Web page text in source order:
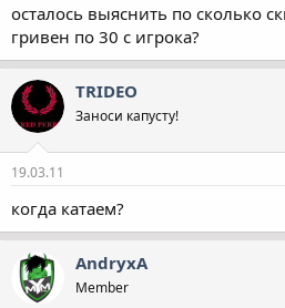
осталось выяснить по сколько
гривен по 30 с игрока?
TRIDEO
Заноси капусту!
19.03.11
когда катаем?
AndryxA
Member